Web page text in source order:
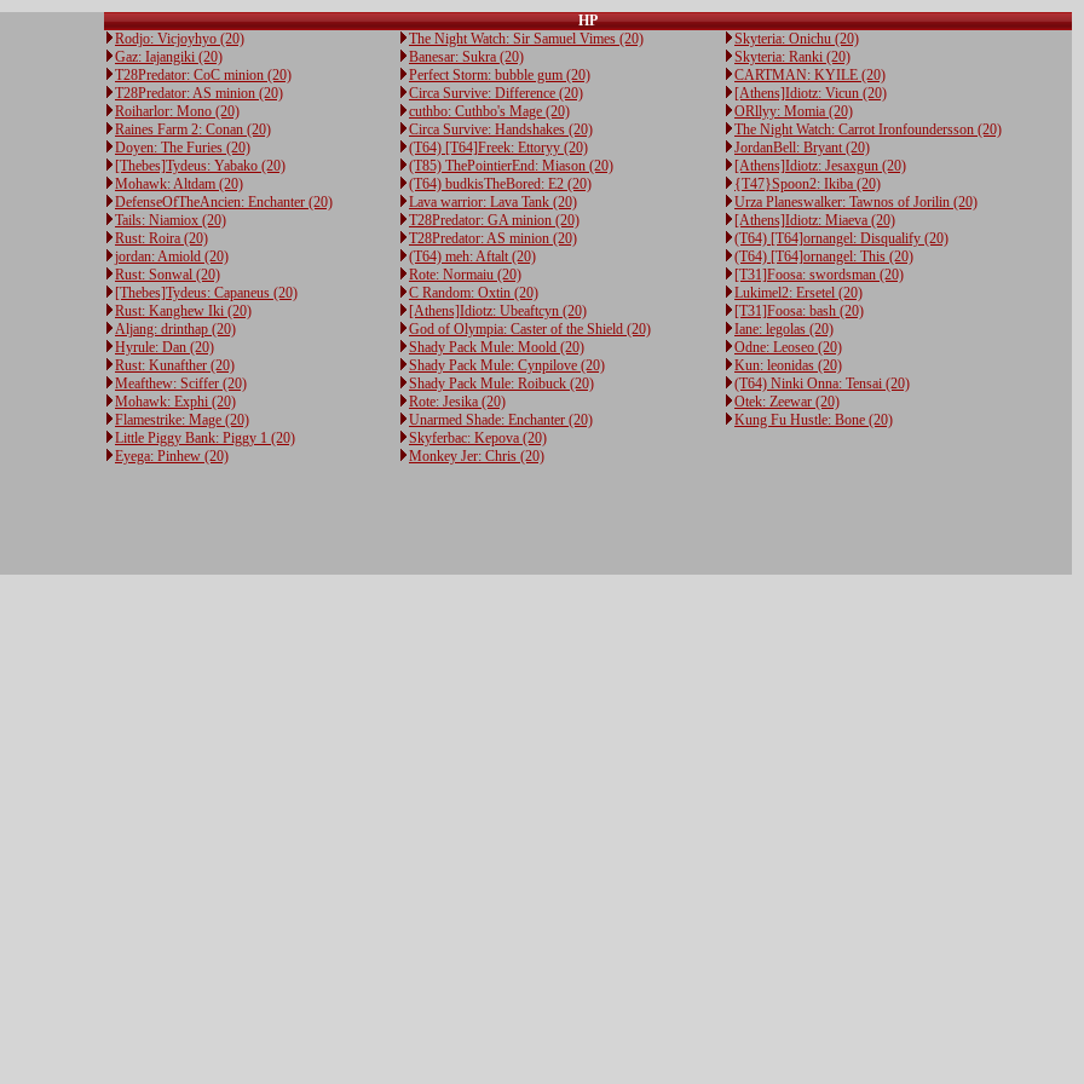
HP
Rodjo: Vicjoyhyo (20)
Gaz: Iajangiki (20)
T28Predator: CoC minion (20)
T28Predator: AS minion (20)
Roiharlor: Mono (20)
Raines Farm 2: Conan (20)
Doyen: The Furies (20)
[Thebes]Tydeus: Yabako (20)
Mohawk: Altdam (20)
DefenseOfTheAncien: Enchanter (20)
Tails: Niamiox (20)
Rust: Roira (20)
jordan: Amiold (20)
Rust: Sonwal (20)
[Thebes]Tydeus: Capaneus (20)
Rust: Kanghew Iki (20)
Aljang: drinthap (20)
Hyrule: Dan (20)
Rust: Kunafther (20)
Meafthew: Sciffer (20)
Mohawk: Exphi (20)
Flamestrike: Mage (20)
Little Piggy Bank: Piggy 1 (20)
Eyega: Pinhew (20)
The Night Watch: Sir Samuel Vimes (20)
Banesar: Sukra (20)
Perfect Storm: bubble gum (20)
Circa Survive: Difference (20)
cuthbo: Cuthbo's Mage (20)
Circa Survive: Handshakes (20)
(T64) [T64]Freek: Ettoryy (20)
(T85) ThePointierEnd: Miason (20)
(T64) budkisTheBored: E2 (20)
Lava warrior: Lava Tank (20)
T28Predator: GA minion (20)
T28Predator: AS minion (20)
(T64) meh: Aftalt (20)
Rote: Normaiu (20)
C Random: Oxtin (20)
[Athens]Idiotz: Ubeaftcyn (20)
God of Olympia: Caster of the Shield (20)
Shady Pack Mule: Moold (20)
Shady Pack Mule: Cynpilove (20)
Shady Pack Mule: Roibuck (20)
Rote: Jesika (20)
Unarmed Shade: Enchanter (20)
Skyferbac: Kepova (20)
Monkey Jer: Chris (20)
Skyteria: Onichu (20)
Skyteria: Ranki (20)
CARTMAN: KYILE (20)
[Athens]Idiotz: Vicun (20)
ORllyy: Momia (20)
The Night Watch: Carrot Ironfoundersson (20)
JordanBell: Bryant (20)
[Athens]Idiotz: Jesaxgun (20)
{T47}Spoon2: Ikiba (20)
Urza Planeswalker: Tawnos of Jorilin (20)
[Athens]Idiotz: Miaeva (20)
(T64) [T64]ornangel: Disqualify (20)
(T64) [T64]ornangel: This (20)
[T31]Foosa: swordsman (20)
Lukimel2: Ersetel (20)
[T31]Foosa: bash (20)
Iane: legolas (20)
Odne: Leoseo (20)
Kun: leonidas (20)
(T64) Ninki Onna: Tensai (20)
Otek: Zeewar (20)
Kung Fu Hustle: Bone (20)